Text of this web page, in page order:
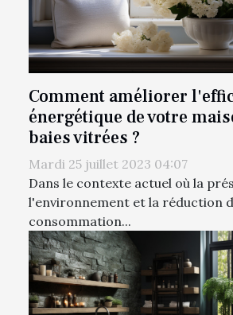
Comment améliorer
énergétique de votre
baies vitrées ?
Mardi 25 juillet 2023 04:07
Dans le contexte actuel où la
l'environnement et la réduction
consommation...